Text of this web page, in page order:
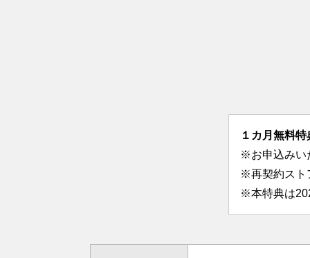
１カ月無料特
※お申込みい
※再契約スト
※本特典は